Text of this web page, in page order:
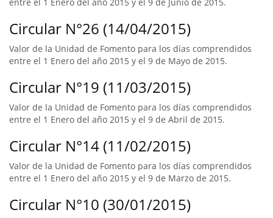
Circular N°26 (14/04/2015)
Valor de la Unidad de Fomento para los días comprendidos
entre el 1 Enero del año 2015 y el 9 de Mayo de 2015.
Circular N°19 (11/03/2015)
Valor de la Unidad de Fomento para los días comprendidos
entre el 1 Enero del año 2015 y el 9 de Abril de 2015.
Circular N°14 (11/02/2015)
Valor de la Unidad de Fomento para los días comprendidos
entre el 1 Enero del año 2015 y el 9 de Marzo de 2015.
Circular N°10 (30/01/2015)